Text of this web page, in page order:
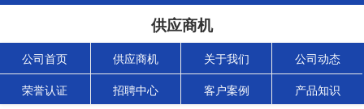
供应商机
公司首页 供应商机 关于我们 公司动态
荣誉认证 招聘中心 客户案例 产品知识